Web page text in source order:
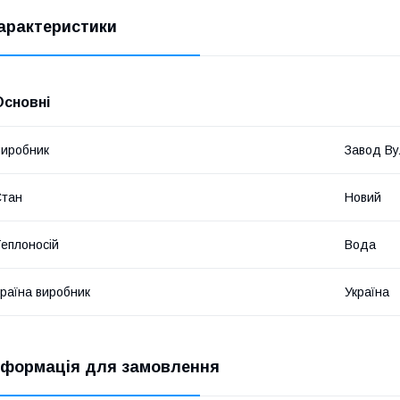
Завод
Новий
Вода
виробник Україна
для замовлення